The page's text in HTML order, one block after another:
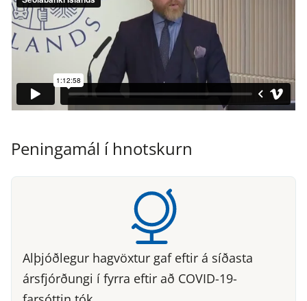
Peningamál í hnotskurn
Alþjóðlegur hagvöxtur gaf eftir á síðasta
ársfjórðungi í fyrra eftir að COVID-19-